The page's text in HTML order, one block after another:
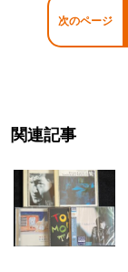
次のページ
関連記事